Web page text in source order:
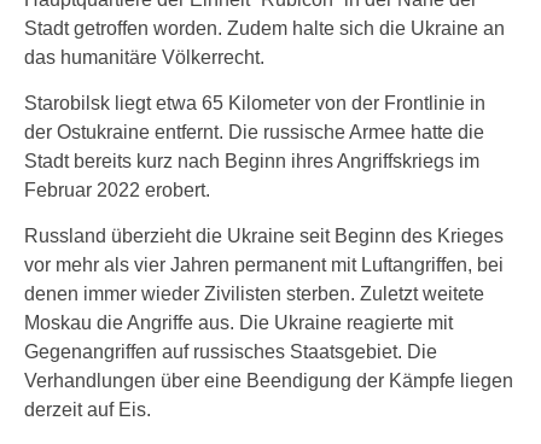
Stadt getroffen worden. Zudem halte sich die Ukraine an
das humanitäre Völkerrecht.
Starobilsk liegt etwa 65 Kilometer von der Frontlinie in
der Ostukraine entfernt. Die russische Armee hatte die
Stadt bereits kurz nach Beginn ihres Angriffskriegs im
Februar 2022 erobert.
Russland überzieht die Ukraine seit Beginn des Krieges
vor mehr als vier Jahren permanent mit Luftangriffen, bei
denen immer wieder Zivilisten sterben. Zuletzt weitete
Moskau die Angriffe aus. Die Ukraine reagierte mit
Gegenangriffen auf russisches Staatsgebiet. Die
Verhandlungen über eine Beendigung der Kämpfe liegen
derzeit auf Eis.